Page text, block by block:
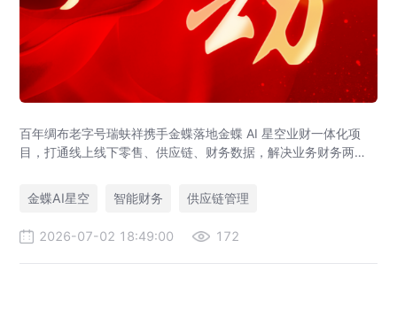
百年绸布老字号瑞蚨祥携手金蝶落地金蝶 AI 星空业财一体化项
目，打通线上线下零售、供应链、财务数据，解决业务财务两张
金蝶AI星空
智能财务 供应链管理
2026-07-02 18:49:00 172